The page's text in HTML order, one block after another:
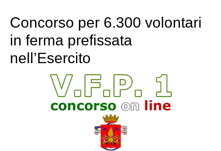
Concorso per 6.300 volontari
in ferma prefissata
nell’Esercito